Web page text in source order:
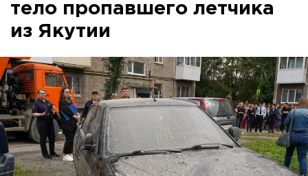
тело пропавшего летчика
из Якутии